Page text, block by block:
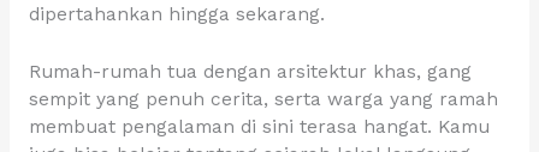
dipertahankan hingga sekarang.
Rumah-rumah tua dengan arsitektur khas, gang
sempit yang penuh cerita, serta warga yang ramah
membuat pengalaman di sini terasa hangat. Kamu